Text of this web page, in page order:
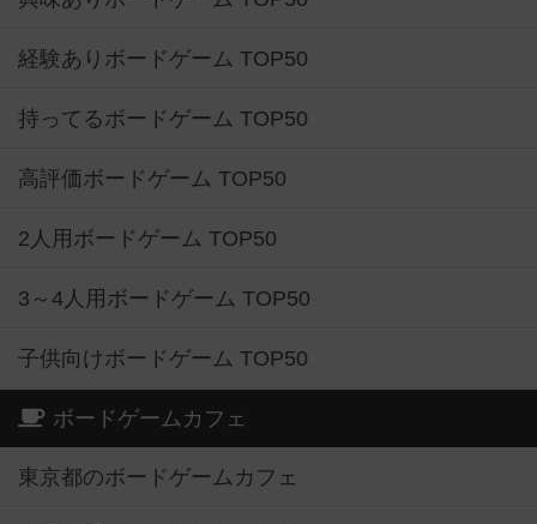
経験ありボードゲーム TOP50
持ってるボードゲーム TOP50
高評価ボードゲーム TOP50
2人用ボードゲーム TOP50
3～4人用ボードゲーム TOP50
子供向けボードゲーム TOP50
ボードゲームカフェ
東京都のボードゲームカフェ